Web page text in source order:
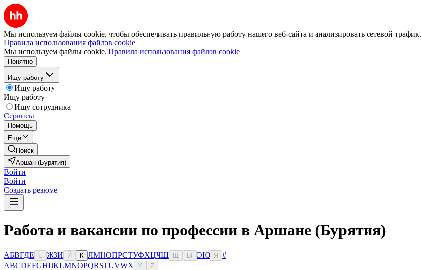
Мы используем файлы cookie, чтобы обеспечивать правильную работу нашего веб-сайта и анализировать сетевой трафик.
Правила использования файлов cookie
Мы используем файлы cookie. Правила использования файлов cookie
Понятно
Ищу работу
Ищу работу
Ищу работу
Ищу сотрудника
Сервисы
Помощь
Ещё
Поиск
Аршан (Бурятия)
Войти
Войти
Создать резюме
Работа и вакансии по профессии в Аршане (Бурятия)
АБВГДЕ Ё ЖЗИ Й К ЛМНОПРСТУФХЦЧШ Ы ЭЮ Я
#
ABCDEFGHIJKLMNOPQRSTUVWX Y Z